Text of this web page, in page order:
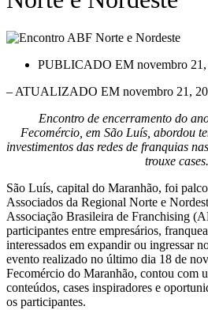
PUBLICADO EM novembro
– ATUALIZADO EM novembro 21,
Encontro de encerramento do
Fecomércio, em São Luís, abordou
investimentos das redes de franquias
trouxe cases.
São Luís, capital do Maranhão, foi
Associados da Regional Norte e
Associação Brasileira de Franchising
participantes entre empresários,
interessados em expandir ou ingressar
evento realizado no último dia 18 de
Fecomércio do Maranhão, contou com
conteúdos, cases inspiradores e
os participantes.